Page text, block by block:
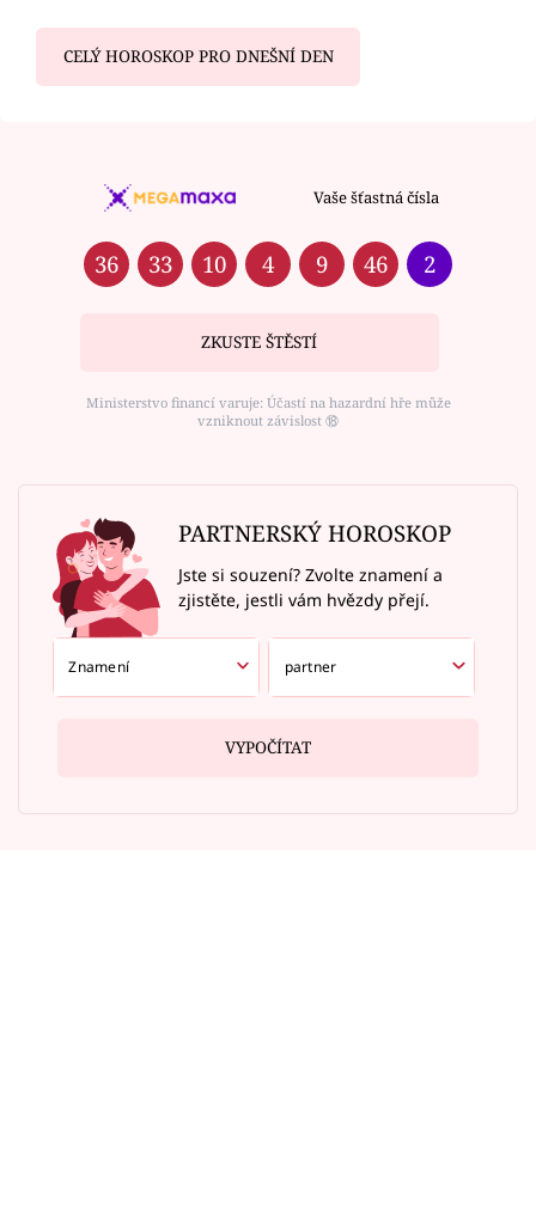
CELÝ HOROSKOP PRO DNEŠNÍ DEN
Vaše šťastná čísla
36 33 10 4 9 46 2
ZKUSTE ŠTĚSTÍ
Ministerstvo financí varuje: Účastí na hazardní hře může
vzniknout závislost ⑱
PARTNERSKÝ HOROSKOP
Jste si souzení? Zvolte znamení a
zjistěte, jestli vám hvězdy přejí.
VYPOČÍTAT